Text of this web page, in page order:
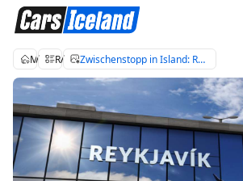
Mietwagen Island
Reiseblog über Island Zwischenstopp in Island: Routen für Selbstfahrer und Tipps zur Mietwagenbuchung